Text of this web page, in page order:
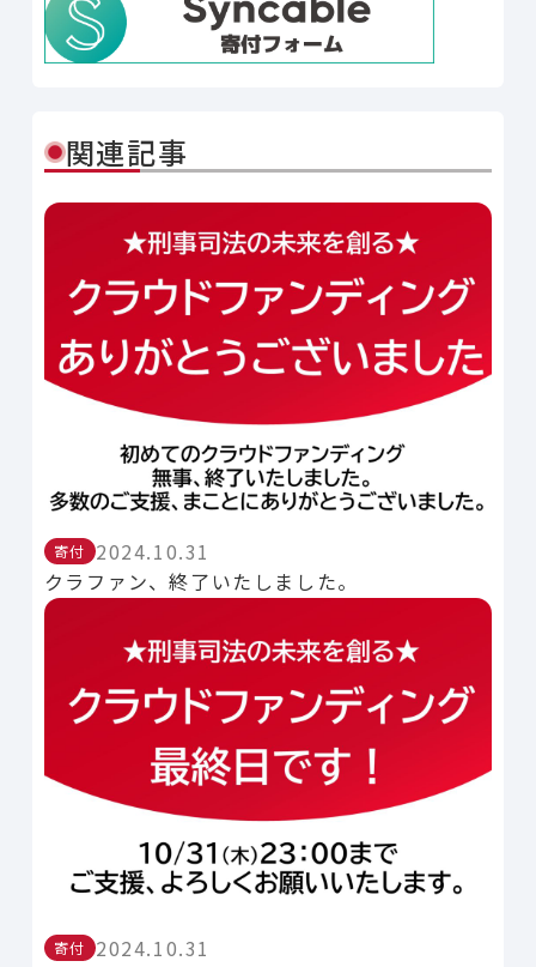
関連記事
寄付
2024.10.31
クラファン、終了いたしました。
寄付
2024.10.31